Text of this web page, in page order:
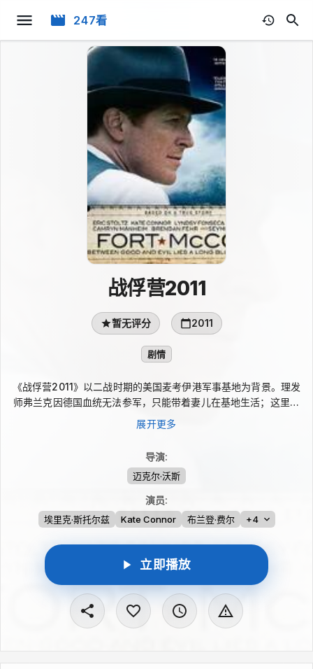
247看
战俘营2011
暂无评分 2011
剧情
《战俘营2011》以二战时期的美国麦考伊港军事基地为背景。理发
师弗兰克因德国血统无法参军，只能带着妻儿在基地生活；这里同
时关押着日本与德国战俘，营内往来使日常充满微妙张力。年幼女
儿与战俘建立友谊，让弗兰克心情复杂，而一名越狱的党卫军闯入
展开更多
导演:
迈克尔·沃斯
演员:
埃里克·斯托尔兹 Kate Connor 布兰登·费尔 +4
立即播放